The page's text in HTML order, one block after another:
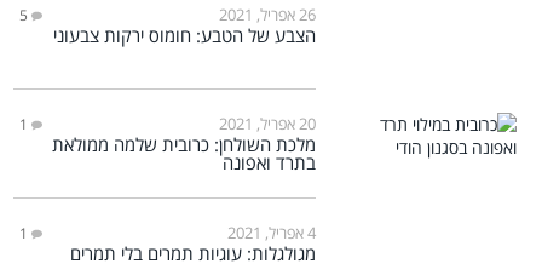
26 אפריל, 2021 5
הצבע של הטבע: חומוס ירקות צבעוני
20 אפריל, 2021 1
מלכת השולחן: כרובית שלמה ממולאת
בתרד ואפונה
4 אפריל, 2021 1
מגולגלות: עוגיות תמרים בלי תמרים